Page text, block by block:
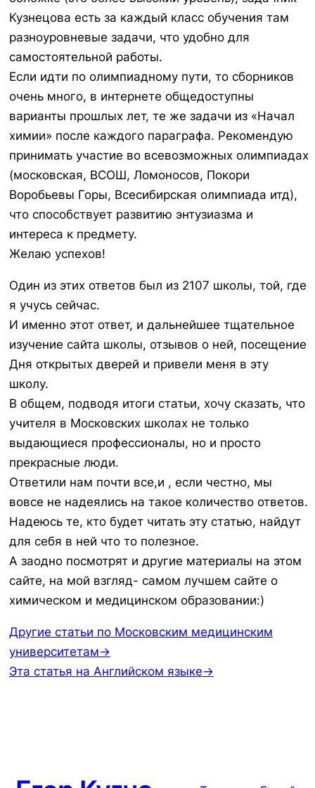
Кузнецова есть за каждый класс обучения там
разноуровневые задачи, что удобно для
самостоятельной работы.
Если идти по олимпиадному пути, то сборников
очень много, в интернете общедоступны
варианты прошлых лет, те же задачи из «Начал
химии» после каждого параграфа. Рекомендую
принимать участие во всевозможных олимпиадах
(московская, ВСОШ, Ломоносов, Покори
Воробьевы Горы, Всесибирская олимпиада итд),
что способствует развитию энтузиазма и
интереса к предмету.
Желаю успехов!
Один из этих ответов был из 2107 школы, той, где
я учусь сейчас.
И именно этот ответ, и дальнейшее тщательное
изучение сайта школы, отзывов о ней, посещение
Дня открытых дверей и привели меня в эту
школу.
В общем, подводя итоги статьи, хочу сказать, что
учителя в Московских школах не только
выдающиеся профессионалы, но и просто
прекрасные люди.
Ответили нам почти все,и , если честно, мы
вовсе не надеялись на такое количество ответов.
Надеюсь те, кто будет читать эту статью, найдут
для себя в ней что то полезное.
А заодно посмотрят и другие материалы на этом
сайте, на мой взгляд- самом лучшем сайте о
химическом и медицинском образовании:)
Другие статьи по Московским медицинским
университетам→
Эта статья на Английском языке→